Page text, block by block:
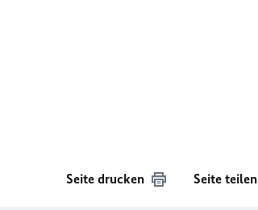
Seite drucken Seite teilen